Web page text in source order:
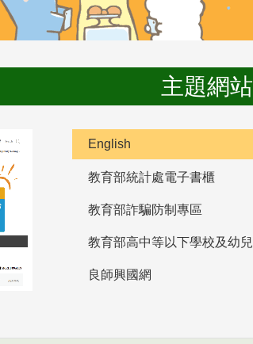
主題網站
English
教育部統計處電子書櫃
教育部詐騙防制專區
良師興國網